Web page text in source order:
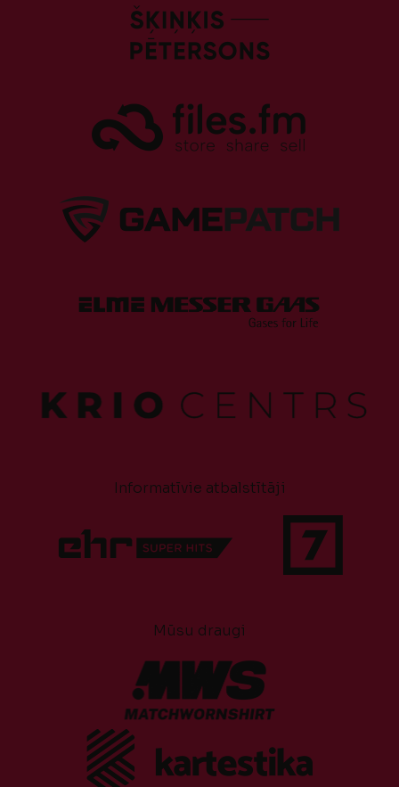
Informatīvie atbalstītāji
Mūsu draugi